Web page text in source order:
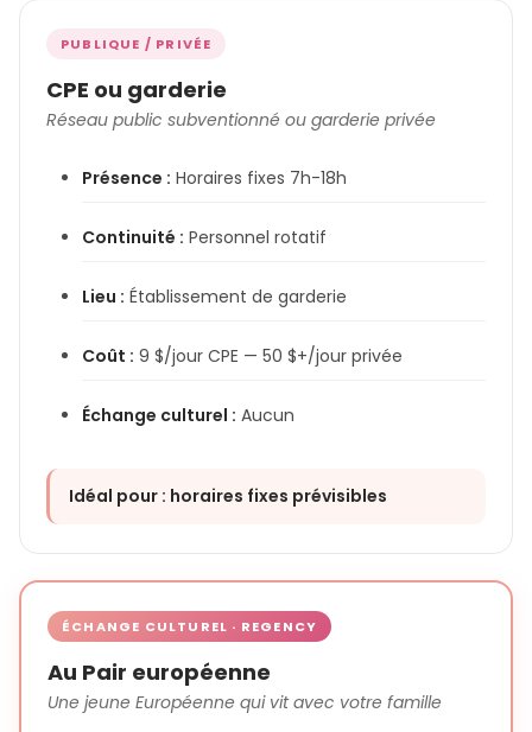
PUBLIQUE / PRIVÉE
CPE ou garderie
Réseau public subventionné ou garderie privée
Présence : Horaires fixes 7h-18h
Continuité : Personnel rotatif
Lieu : Établissement de garderie
Coût : 9 $/jour CPE — 50 $+/jour privée
Échange culturel : Aucun
Idéal pour : horaires fixes prévisibles
ÉCHANGE CULTUREL · REGENCY
Au Pair européenne
Une jeune Européenne qui vit avec votre famille